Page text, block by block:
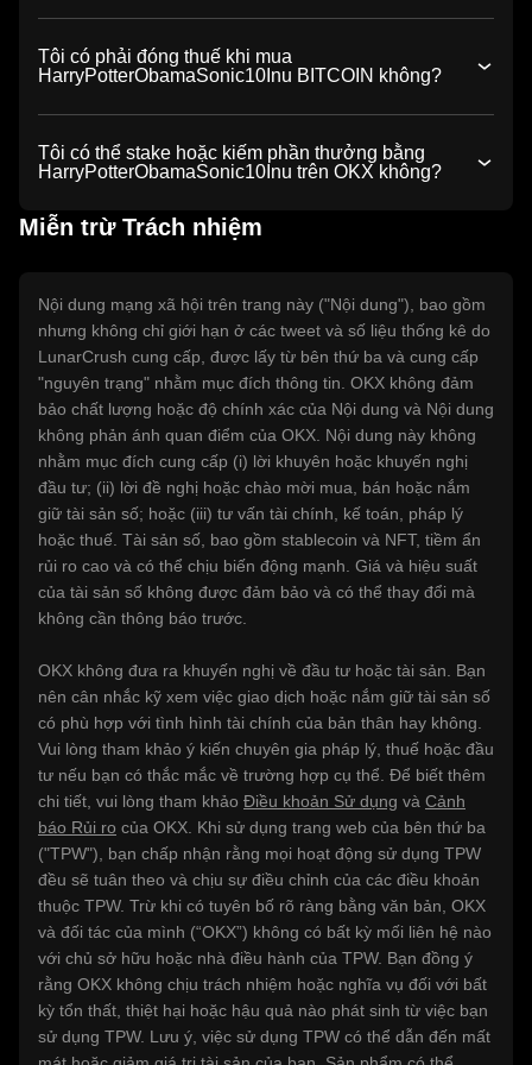
Tôi có phải đóng thuế khi mua
HarryPotterObamaSonic10Inu BITCOIN không?
Tôi có thể stake hoặc kiếm phần thưởng bằng
HarryPotterObamaSonic10Inu trên OKX không?
Miễn trừ Trách nhiệm
Nội dung mạng xã hội trên trang này ("Nội dung"), bao gồm
nhưng không chỉ giới hạn ở các tweet và số liệu thống kê do
LunarCrush cung cấp, được lấy từ bên thứ ba và cung cấp
"nguyên trạng" nhằm mục đích thông tin. OKX không đảm
bảo chất lượng hoặc độ chính xác của Nội dung và Nội dung
không phản ánh quan điểm của OKX. Nội dung này không
nhằm mục đích cung cấp (i) lời khuyên hoặc khuyến nghị
đầu tư; (ii) lời đề nghị hoặc chào mời mua, bán hoặc nắm
giữ tài sản số; hoặc (iii) tư vấn tài chính, kế toán, pháp lý
hoặc thuế. Tài sản số, bao gồm stablecoin và NFT, tiềm ẩn
rủi ro cao và có thể chịu biến động mạnh. Giá và hiệu suất
của tài sản số không được đảm bảo và có thể thay đổi mà
không cần thông báo trước.
OKX không đưa ra khuyến nghị về đầu tư hoặc tài sản. Bạn
nên cân nhắc kỹ xem việc giao dịch hoặc nắm giữ tài sản số
có phù hợp với tình hình tài chính của bản thân hay không.
Vui lòng tham khảo ý kiến chuyên gia pháp lý, thuế hoặc đầu
tư nếu bạn có thắc mắc về trường hợp cụ thể. Để biết thêm
chi tiết, vui lòng tham khảo Điều khoản Sử dụng và Cảnh
báo Rủi ro của OKX. Khi sử dụng trang web của bên thứ ba
("TPW"), bạn chấp nhận rằng mọi hoạt động sử dụng TPW
đều sẽ tuân theo và chịu sự điều chỉnh của các điều khoản
thuộc TPW. Trừ khi có tuyên bố rõ ràng bằng văn bản, OKX
và đối tác của mình (“OKX”) không có bất kỳ mối liên hệ nào
với chủ sở hữu hoặc nhà điều hành của TPW. Bạn đồng ý
rằng OKX không chịu trách nhiệm hoặc nghĩa vụ đối với bất
kỳ tổn thất, thiệt hại hoặc hậu quả nào phát sinh từ việc bạn
sử dụng TPW. Lưu ý, việc sử dụng TPW có thể dẫn đến mất